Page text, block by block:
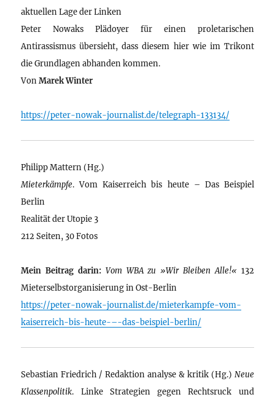
aktuellen Lage der Linken
Peter Nowaks Plädoyer für einen proletarischen
Antirassismus übersieht, dass diesem hier wie im Trikont
die Grundlagen abhanden kommen.
VonMarek Winter
https://peter-nowak-journalist.de/telegraph-133134/
Philipp Mattern (Hg.)
Mieterkämpfe. Vom Kaiserreich bis heute – Das Beispiel
Berlin
Realität der Utopie 3
212 Seiten, 30 Fotos
Mein Beitrag darin: Vom WBA zu »Wir Bleiben Alle!« 132
Mieterselbstorganisierung in Ost-Berlin
https://peter-nowak-journalist.de/mieterkampfe-vom-
kaiserreich-bis-heute-–-das-beispiel-berlin/
Sebastian Friedrich / Redaktion analyse & kritik (Hg.) Neue
Klassenpolitik. Linke Strategien gegen Rechtsruck und